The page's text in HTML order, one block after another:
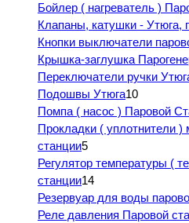
Бойлер ( нагреватель )
Клапаны, катушки - Утюга,
Кнопки выключатели
Крышка-заглушка
Переключатели ручки
Подошвы Утюга10
Помпа ( насос ) Паровой
Прокладки ( уплотнители
станции5
Регулятор температуры (
станции14
Резервуар для воды
Реле давления Паровой